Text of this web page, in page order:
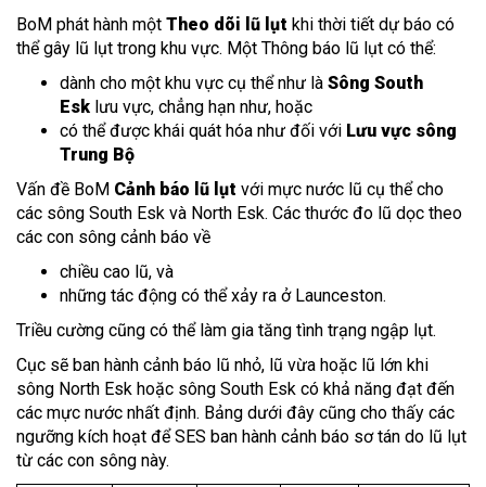
BoM phát hành một Theo dõi lũ lụt khi thời tiết dự báo có
thể gây lũ lụt trong khu vực. Một Thông báo lũ lụt có thể:
dành cho một khu vực cụ thể như là Sông South
Esk lưu vực, chẳng hạn như, hoặc
có thể được khái quát hóa như đối với Lưu vực sông
Trung Bộ
Vấn đề BoM Cảnh báo lũ lụt với mực nước lũ cụ thể cho
các sông South Esk và North Esk. Các thước đo lũ dọc theo
các con sông cảnh báo về
chiều cao lũ, và
những tác động có thể xảy ra ở Launceston.
Triều cường cũng có thể làm gia tăng tình trạng ngập lụt.
Cục sẽ ban hành cảnh báo lũ nhỏ, lũ vừa hoặc lũ lớn khi
sông North Esk hoặc sông South Esk có khả năng đạt đến
các mực nước nhất định. Bảng dưới đây cũng cho thấy các
ngưỡng kích hoạt để SES ban hành cảnh báo sơ tán do lũ lụt
từ các con sông này.